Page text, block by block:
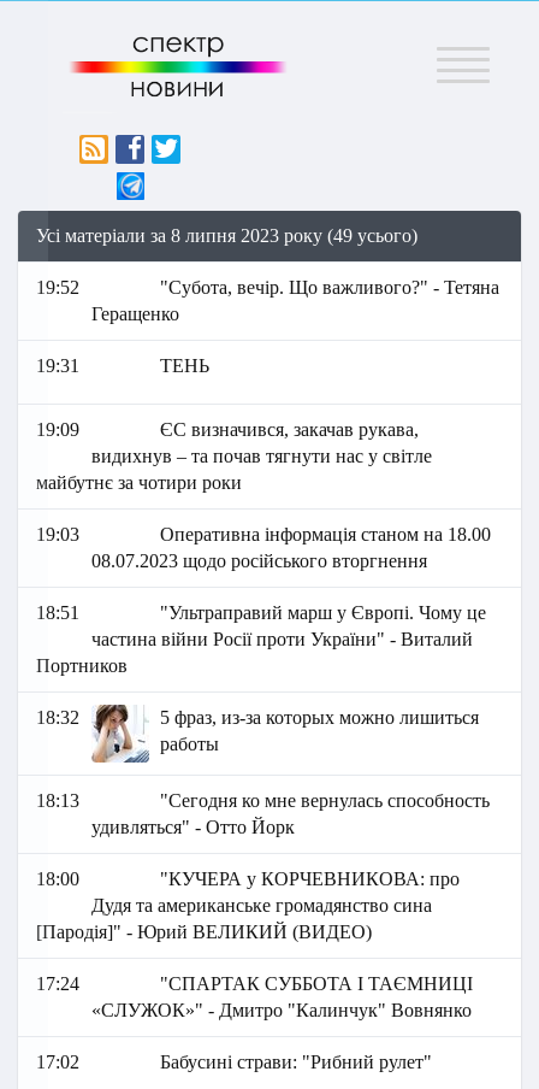
Меню
Усі матеріали за 8 липня 2023 року (49 усього)
19:52
"Субота, вечір. Що важливого?" - Тетяна
Геращенко
19:31 ТЕНЬ
19:09
ЄС визначився, закачав рукава,
видихнув – та почав тягнути нас у світле
майбутнє за чотири роки
19:03
Оперативна інформація станом на 18.00
08.07.2023 щодо російського вторгнення
18:51
"Ультраправий марш у Європі. Чому це
частина війни Росії проти України" - Виталий
Портников
18:32
5 фраз, из-за которых можно лишиться
работы
18:13
"Сегодня ко мне вернулась способность
удивляться" - Отто Йорк
18:00
"КУЧЕРА у КОРЧЕВНИКОВА: про
Дудя та американське громадянство сина
[Пародія]" - Юрий ВЕЛИКИЙ (ВИДЕО)
17:24
"СПАРТАК СУББОТА І ТАЄМНИЦІ
«СЛУЖОК»" - Дмитро "Калинчук" Вовнянко
17:02 Бабусині страви: "Рибний рулет"